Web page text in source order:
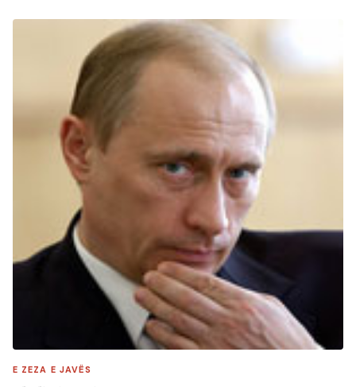
E ZEZA E JAVËS